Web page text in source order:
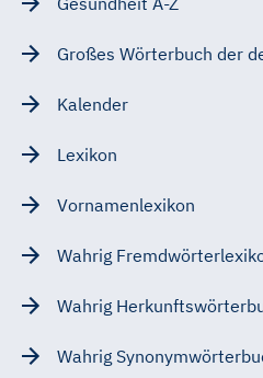
Großes Wörterbuch der
Kalender
Lexikon
Vornamenlexikon
Wahrig
Wahrig
Wahrig